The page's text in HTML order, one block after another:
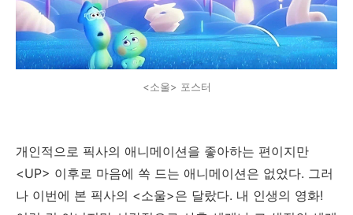
<소울> 포스터
개인적으로 픽사의 애니메이션을 좋아하는 편이지만
<UP> 이후로 마음에 쏙 드는 애니메이션은 없었다. 그러
나 이번에 본 픽사의 <소울>은 달랐다. 내 인생의 영화!